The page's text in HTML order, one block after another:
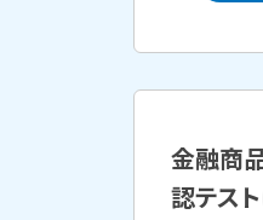
金融商
認テス